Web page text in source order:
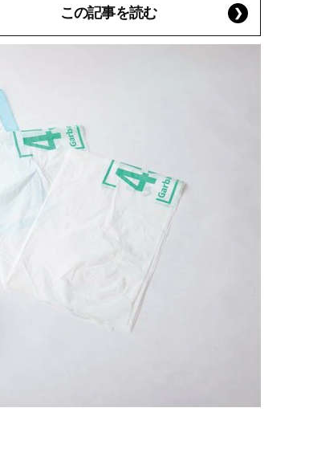
この記事を読む